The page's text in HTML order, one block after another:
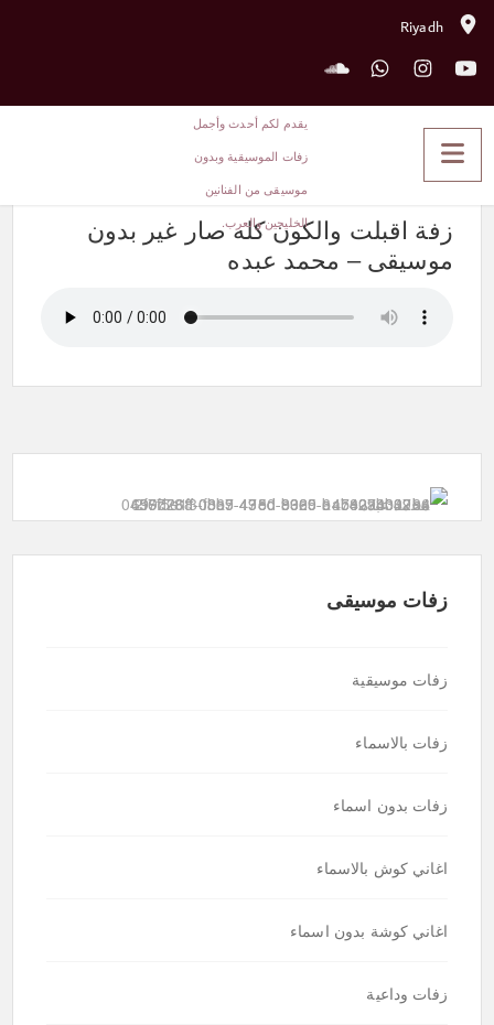
Riyadh
زفة اقبلت والكون كله صار غير
زفة اقبلت والكون كله صار غير بدون
موسيقى – محمد عبده
زفات موسيقى
زفات موسيقية
زفات بالاسماء
زفات بدون اسماء
اغاني كوش بالاسماء
اغاني كوشة بدون اسماء
زفات وداعية